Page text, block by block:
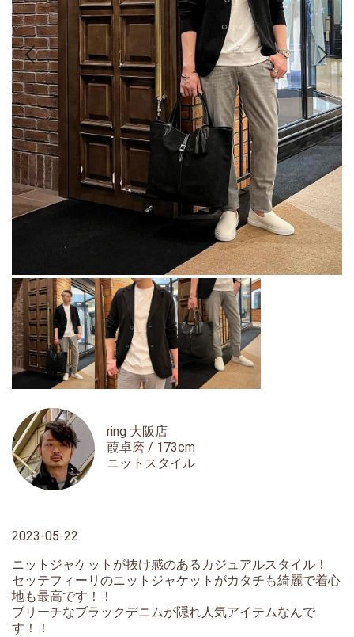
ring 大阪店
葭卓磨 / 173cm
ニットスタイル
2023-05-22
ニットジャケットが抜け感のあるカジュアルスタイル！
セッテフィーリのニットジャケットがカタチも綺麗で着心
地も最高です！！
ブリーチなブラックデニムが隠れ人気アイテムなんで
す！！